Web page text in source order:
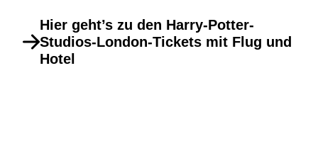
Hier geht’s zu den Harry-Potter-
Studios-London-Tickets mit Flug und
Hotel